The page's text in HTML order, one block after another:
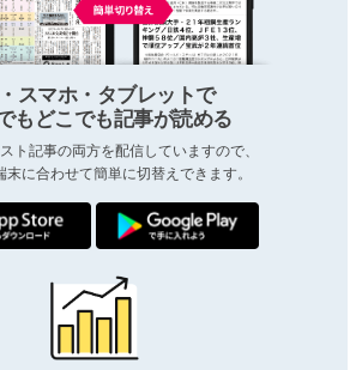
スマホ・タブレットで
もどこでも記事が読める
ト記事の両方を配信していますので、
末に合わせて簡単に切替えできます。